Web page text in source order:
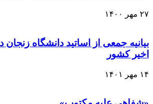
۲۷ مهر ۱۴۰۰
بیانیه جمعی از اساتید دانشگاه
اخیر کشور
۱۴ مهر ۱۴۰۱